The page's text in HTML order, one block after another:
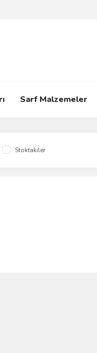
Sarf Malzemeler
Stoktakiler